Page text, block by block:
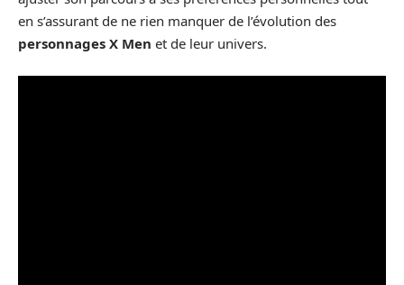
en s’assurant de ne rien manquer de l’évolution des
personnages X Men et de leur univers.